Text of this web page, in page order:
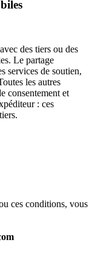
des tiers ou des
Le partage
services de soutien,
les autres
consentement et
: ces
ces conditions, vous